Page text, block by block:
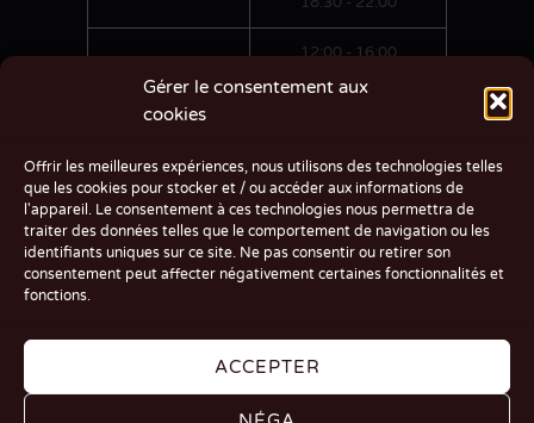
Gérer le consentement aux
cookies
Offrir les meilleures expériences, nous utilisons des technologies telles
que les cookies pour stocker et / ou accéder aux informations de
l'appareil. Le consentement à ces technologies nous permettra de
traiter des données telles que le comportement de navigation ou les
identifiants uniques sur ce site. Ne pas consentir ou retirer son
consentement peut affecter négativement certaines fonctionnalités et
fonctions.
ACCEPTER
12:00 - 16:00
18:30 - 22:00
18:30 - 22:00
Samedi
12:00 - 16:00
18:30 - 22:00
12:00 - 16:00